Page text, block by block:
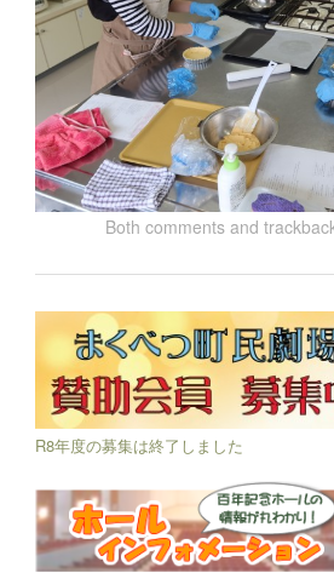
Both comments and
R8年度の募集は終了しました